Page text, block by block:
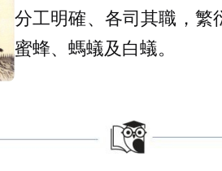
分工明確、各司其職，繁
蜜蜂、螞蟻及白蟻。